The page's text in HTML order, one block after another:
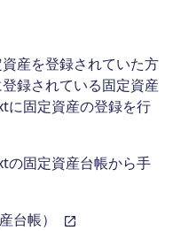
産を登録されていた方
録されている固定資産
に固定資産の登録を行
の固定資産台帳から手
台帳）